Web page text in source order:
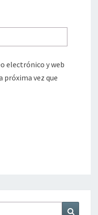
electrónico y web
próxima vez que